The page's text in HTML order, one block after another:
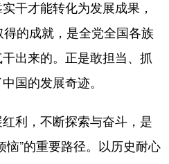
才能转化为发展成果，
的成就，是全党全国各族
出来的。正是敢担当、抓
国的发展奇迹。
利，不断探索与奋斗，是
恼”的重要路径。以历史耐心